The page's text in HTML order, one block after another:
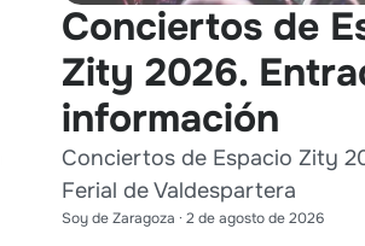
Conciertos de
Zity 2026.
información
Conciertos de Espacio Zity
Ferial de Valdespartera
Soy de Zaragoza · 2 de agosto de 2026